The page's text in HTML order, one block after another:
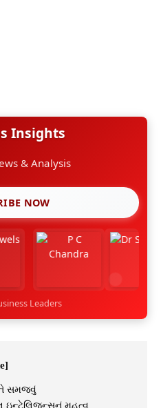
Insights
& Analysis
NOW
Leaders
સમજવું
ઇન્ટેલિજન્સનું મહત્વ